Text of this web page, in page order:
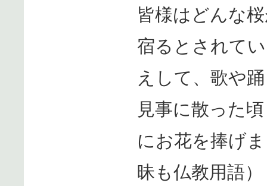
皆様はどんな
宿るとされて
えして、歌や
見事に散った
にお花を捧げ
昧も仏教用語）